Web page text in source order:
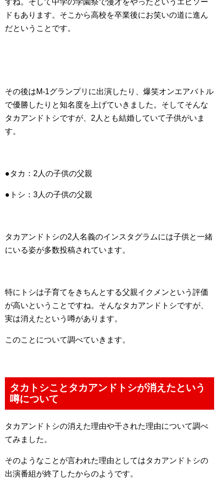
すね。そして中学の学園祭で漫才をやったというエピソー
ドもあります。そこから高校を卒業後にお笑いの道に進ん
だということです。
その後はM-1グランプリに出演したり、爆笑オンエアバトル
で優勝したりと知名度を上げていきました。そしてそんな
タカアンドトシですが、2人とも結婚していて子供がいま
す。
●タカ：2人の子供の父親
●トシ：3人の子供の父親
タカアンドトシの2人名義のインスタグラムには子供と一緒
にいる姿が多数投稿されています。
特にトシは子育てをきちんとする父親イクメンという評価
が高いということですね。そんなタカアンドトシですが、
実は消えたという噂があります。
このことについて調べていきます。
タカトシことタカアンドトシが消えたという
噂について
タカアンドトシの消えた理由や干された理由について調べ
てみました。
そのようなことが言われた理由としてはタカアンドトシの
出演番組が終了したからのようです。